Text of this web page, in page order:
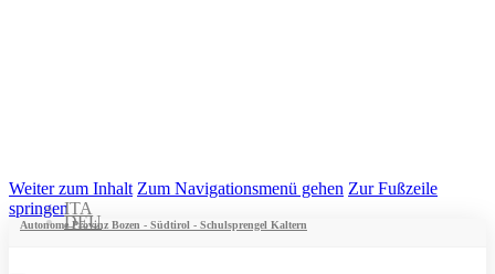
Weiter zum Inhalt Zum Navigationsmenü gehen Zur Fußzeile
springen
Autonome Provinz Bozen - Südtirol - Schulsprengel Kaltern
ITA
DEU